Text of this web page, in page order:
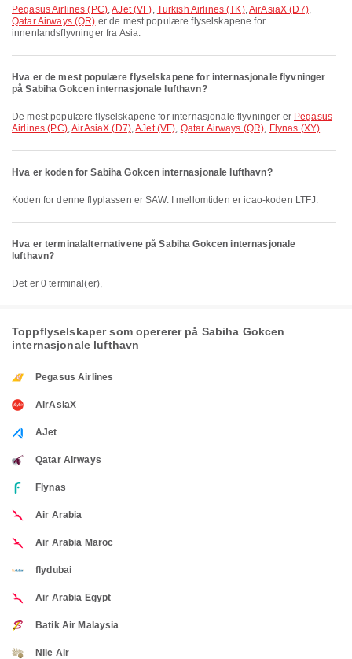
Pegasus Airlines (PC),AJet (VF), Turkish Airlines (TK),AirAsiaX (D7),
Qatar Airways (QR) er de mest populære flyselskapene for
innenlandsflyvninger fra Asia.
Hva er de mest populære flyselskapene for internasjonale flyvninger
på Sabiha Gokcen internasjonale lufthavn?
De mest populære flyselskapene for internasjonale flyvninger er Pegasus
Airlines (PC),AirAsiaX (D7),AJet (VF), Qatar Airways (QR), Flynas (XY).
Hva er koden for Sabiha Gokcen internasjonale lufthavn?
Koden for denne flyplassen er SAW. I mellomtiden er icao-koden LTFJ.
Hva er terminalalternativene på Sabiha Gokcen internasjonale
lufthavn?
Det er 0 terminal(er),
Toppflyselskaper som opererer på Sabiha Gokcen
internasjonale lufthavn
Pegasus Airlines
AirAsiaX
AJet
Qatar Airways
Flynas
Air Arabia
Air Arabia Maroc
flydubai
Air Arabia Egypt
Batik Air Malaysia
Nile Air